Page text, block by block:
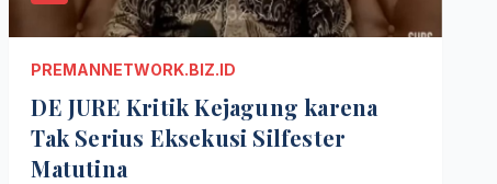
PREMANNETWORK.BIZ.ID
DE JURE Kritik Kejagung karena
Tak Serius Eksekusi Silfester
Matutina